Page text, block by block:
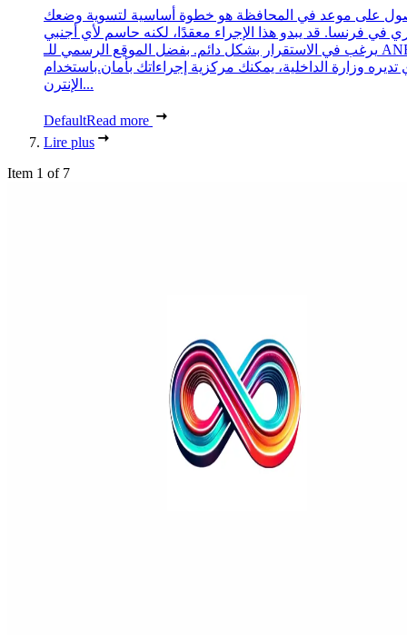
على موعد في المحافظة هو خطوة أساسية لتسوية وضعك
في فرنسا. قد يبدو هذا الإجراء معقدًا، لكنه حاسم لأي أجنبي
يرغب في الاستقرار بشكل دائم. بفضل الموقع الرسمي للـ ANEF،
تديره وزارة الداخلية، يمكنك مركزية إجراءاتك بأمان.باستخدام
الإنترن...
DefaultRead more
Lire plus
Item 1 of 7